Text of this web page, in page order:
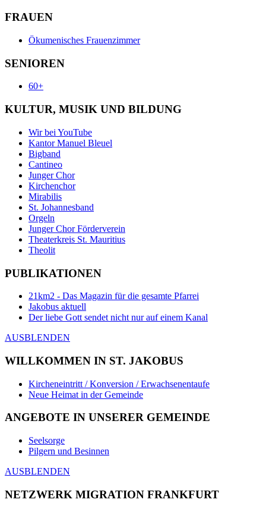
FRAUEN
Ökumenisches Frauenzimmer
SENIOREN
60+
KULTUR, MUSIK UND BILDUNG
Wir bei YouTube
Kantor Manuel Bleuel
Bigband
Cantineo
Junger Chor
Kirchenchor
Mirabilis
St. Johannesband
Orgeln
Junger Chor Förderverein
Theaterkreis St. Mauritius
Theolit
PUBLIKATIONEN
21km2 - Das Magazin für die gesamte Pfarrei
Jakobus aktuell
Der liebe Gott sendet nicht nur auf einem Kanal
AUSBLENDEN
WILLKOMMEN IN ST. JAKOBUS
Kircheneintritt / Konversion / Erwachsenentaufe
Neue Heimat in der Gemeinde
ANGEBOTE IN UNSERER GEMEINDE
Seelsorge
Pilgern und Besinnen
AUSBLENDEN
NETZWERK MIGRATION FRANKFURT